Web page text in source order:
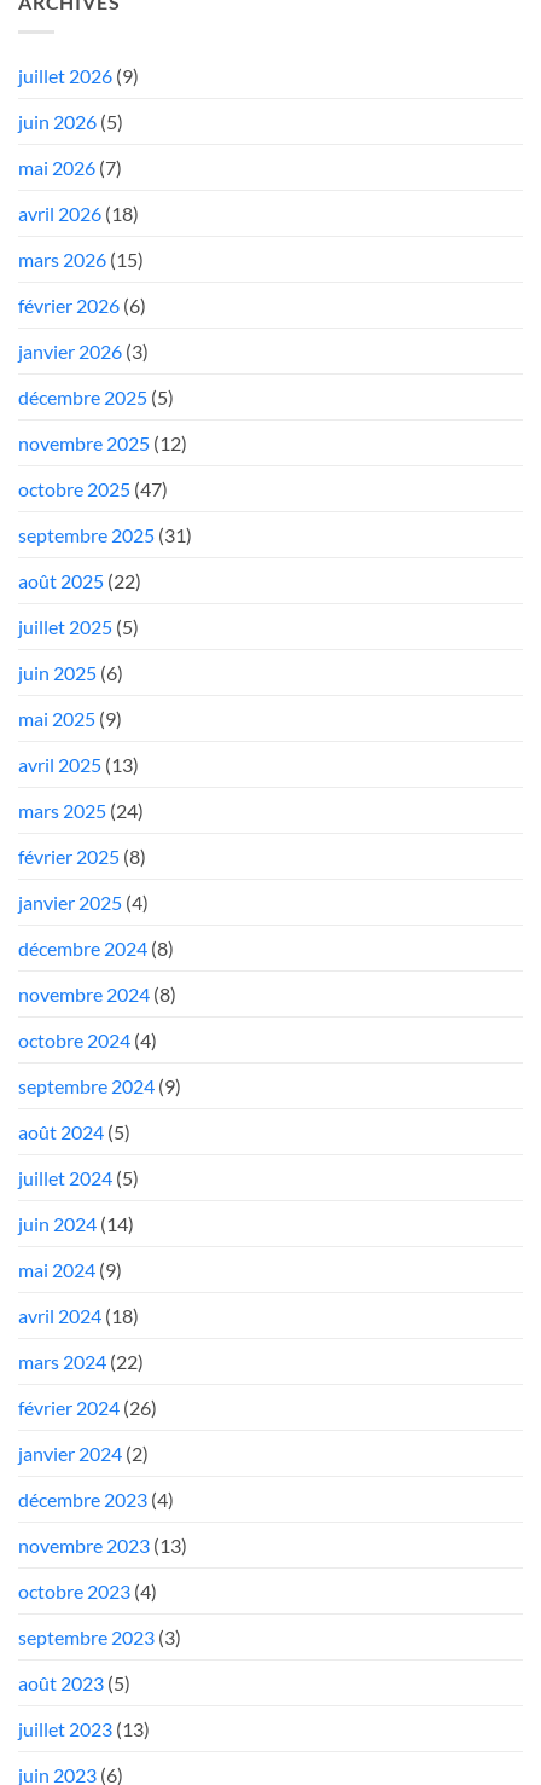
juillet 2026 (9)
juin 2026 (5)
mai 2026 (7)
avril 2026 (18)
mars 2026 (15)
février 2026 (6)
janvier 2026 (3)
décembre 2025 (5)
novembre 2025 (12)
octobre 2025 (47)
septembre 2025 (31)
août 2025 (22)
juillet 2025 (5)
juin 2025 (6)
mai 2025 (9)
avril 2025 (13)
mars 2025 (24)
février 2025 (8)
janvier 2025 (4)
décembre 2024 (8)
novembre 2024 (8)
octobre 2024 (4)
septembre 2024 (9)
août 2024 (5)
juillet 2024 (5)
juin 2024 (14)
mai 2024 (9)
avril 2024 (18)
mars 2024 (22)
février 2024 (26)
janvier 2024 (2)
décembre 2023 (4)
novembre 2023 (13)
octobre 2023 (4)
septembre 2023 (3)
août 2023 (5)
juillet 2023 (13)
juin 2023 (6)